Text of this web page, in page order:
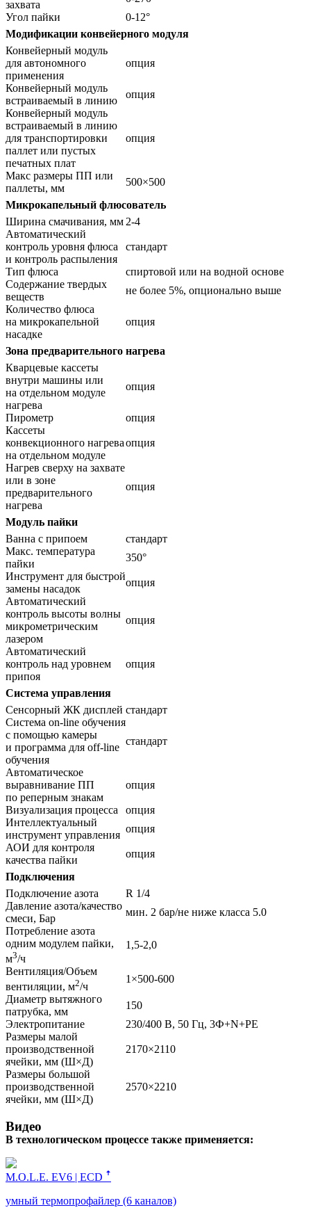
захвата
Угол пайки
0-12°
Модификации конвейерного модуля
Конвейерный модуль
для автономного
применения
опция
Конвейерный модуль
встраиваемый в линию
опция
Конвейерный модуль
встраиваемый в линию
для транспортировки
паллет или пустых
печатных плат
опция
Макс размеры ПП или
паллеты, мм
500×500
Микрокапельный флюсователь
Ширина смачивания, мм 2-4
Автоматический
контроль уровня флюса
и контроль распыления
стандарт
Тип флюса
спиртовой или на водной основе
Содержание твердых
веществ
не более 5%, опционально выше
Количество флюса
на микрокапельной
насадке
опция
Зона предварительного нагрева
Кварцевые кассеты
внутри машины или
на отдельном модуле
нагрева
опция
Пирометр
опция
Кассеты
конвекционного нагрева
на отдельном модуле
опция
Нагрев сверху на захвате
или в зоне
предварительного
нагрева
опция
Модуль пайки
Ванна с припоем
стандарт
Макс. температура
пайки
350°
Инструмент для быстрой
замены насадок
опция
Автоматический
контроль высоты волны
микрометрическим
лазером
опция
Автоматический
контроль над уровнем
припоя
опция
Система управления
Сенсорный ЖК дисплей стандарт
Система on-line обучения
с помощью камеры
и программа для off-line
обучения
стандарт
Автоматическое
выравнивание ПП
по реперным знакам
опция
Визуализация процесса
опция
Интеллектуальный
инструмент управления
опция
АОИ для контроля
качества пайки
опция
Подключения
Подключение азота
R 1/4
Давление азота/качество
смеси, Бар
мин. 2 бар/не ниже класса 5.0
Потребление азота
одним модулем пайки,
м3/ч
1,5-2,0
Вентиляция/Объем
вентиляции, м2/ч
1×500-600
Диаметр вытяжного
патрубка, мм
150
Электропитание
230/400 В, 50 Гц, 3Ф+N+PE
Размеры малой
производственной
ячейки, мм (Ш×Д)
2170×2110
Размеры большой
производственной
ячейки, мм (Ш×Д)
2570×2210
Видео
В технологическом процессе также применяется:
M.O.L.E. EV6 | ECD ꜛ
умный термопрофайлер (6 каналов)